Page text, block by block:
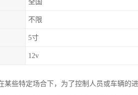
全国
不限
5寸
12v
某些特定场合下，为了控制人员或车辆的